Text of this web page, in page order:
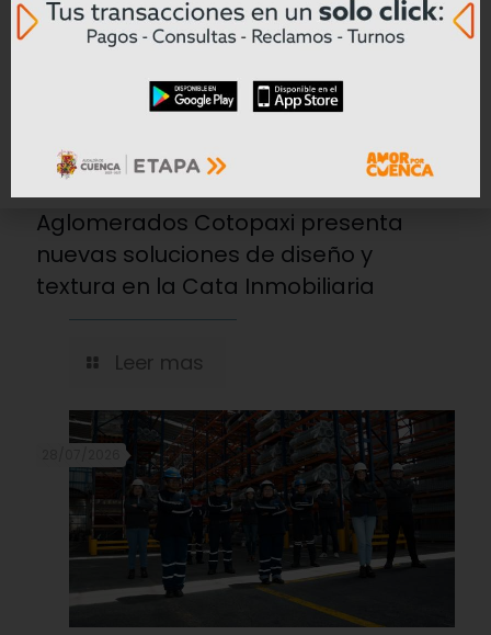
28/07/2026
Aglomerados Cotopaxi presenta
nuevas soluciones de diseño y
textura en la Cata Inmobiliaria
Leer mas